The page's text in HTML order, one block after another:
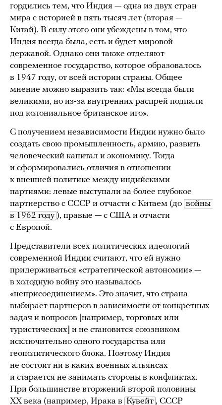
гордились тем, что Индия — одна из двух стран
мира с историей в пять тысяч лет (вторая —
Китай). В силу этого они убеждены в том, что
Индия всегда была, есть и будет мировой
державой. Однако они также отделяют
современное государство, которое образовалось
в 1947 году, от всей истории страны. Общее
мнение можно выразить так: «Мы всегда были
великими, но из-за внутренних распрей подпали
под колониальное британское иго».
С получением независимости Индии нужно было
создать свою промышленность, армию, развить
человеческий капитал и экономику. Тогда
и сформировались отличия в отношении
к внешней политике между индийскими
партиями: левые выступали за более глубокое
партнерство с СССР и отчасти с Китаем (до войны
в 1962 году ), правые — с США и отчасти
с Европой.
Представители всех политических идеологий
современной Индии считают, что ей нужно
придерживаться «стратегической автономии» —
в холодную войну это называлось
«неприсоединением». Это значит, что страна
выбирает партнеров в зависимости от конкретных
задач и вопросов [например, торговых или
туристических] и не становится союзником
исключительно одного государства или
геополитического блока. Поэтому Индия
не состоит ни в каких военных альянсах
и старается не занимать стороны в конфликтах.
При большинстве вторжений второй половины
ХХ века (например, Ирака в Кувейт , СССР